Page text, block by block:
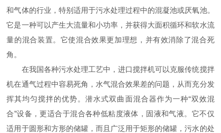
和气体的行业，特别适用于污水处理过程中的混凝池或厌氧池。
它是一种可以产生大流量和小功率，并获得大面积循环和软水流
量的混合装置。它使混合效果更加理想，并有效消除了混合死
角。
在我国各种污水处理工艺中，进口搅拌机可以克服传统搅拌
机在通气过程中容易死角，水气混合效果差的问题，从而充分发
挥其均匀搅拌的优势。潜水式双曲面混合器作为一种“双效混
合”设备，更适合于混合各种低粘度液体，固液和气液。它不仅
适用于圆形和方形的储罐，而且广泛用于矩形的储罐，污水的处